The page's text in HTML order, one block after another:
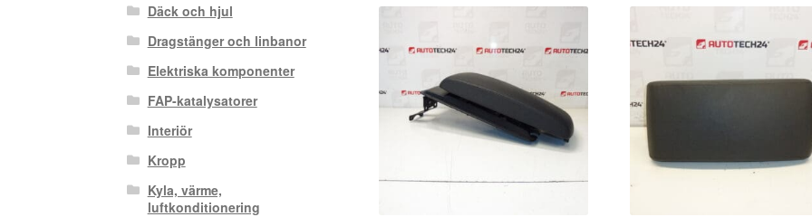
Däck och hjul
Dragstänger och linbanor
Elektriska komponenter
FAP-katalysatorer
Interiör
Kropp
Kyla, värme,
luftkonditionering